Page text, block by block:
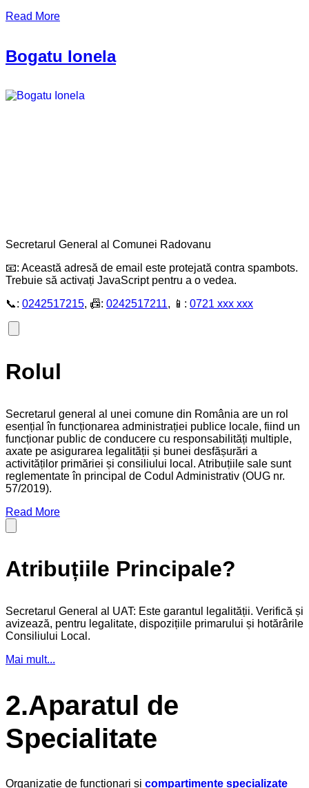
Read More
Bogatu Ionela
Secretarul General al Comunei Radovanu
📧: Această adresă de email este protejată contra spambots.
Trebuie să activați JavaScript pentru a o vedea.
📞: 0242517215, 📠: 0242517211, 📱: 0721 xxx xxx
Rolul
Secretarul general al unei comune din România are un rol
esențial în funcționarea administrației publice locale, fiind un
funcționar public de conducere cu responsabilități multiple,
axate pe asigurarea legalității și bunei desfășurări a
activităților primăriei și consiliului local. Atribuțiile sale sunt
reglementate în principal de Codul Administrativ (OUG nr.
57/2019).
Read More
Atribuțiile Principale?
Secretarul General al UAT: Este garantul legalității. Verifică și
avizează, pentru legalitate, dispozițiile primarului și hotărârile
Consiliului Local.
Mai mult...
2.Aparatul de
Specialitate
Organizație de funcționari și compartimente specializate